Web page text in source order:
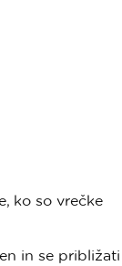
ko so vrečke
in se približati